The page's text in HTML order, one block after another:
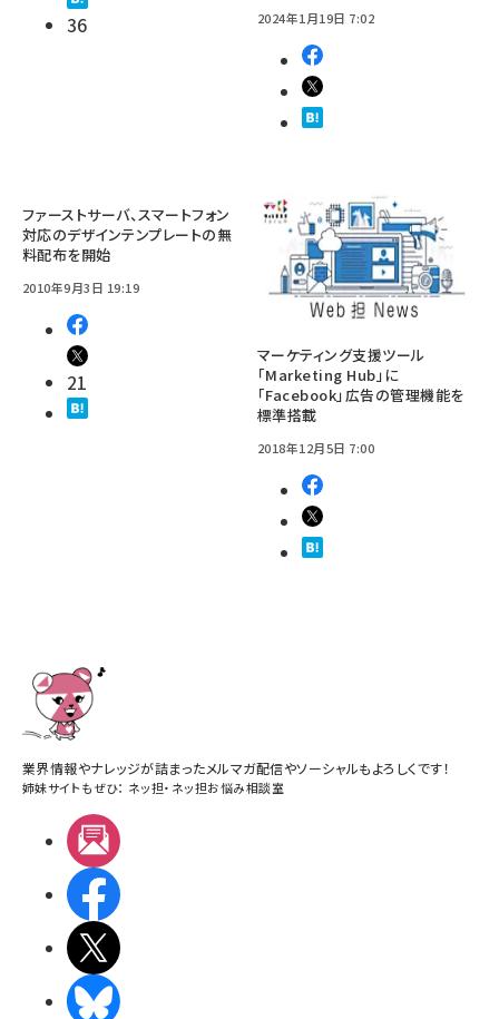
36 2024年1月19日 7:02
ファーストサーバ、スマートフォン
対応のデザインテンプレートの無
料配布を開始
2010年9月3日 19:19
21
マーケティング支援ツール
「Marketing Hub」に
「Facebook」広告の管理機能を
標準搭載
2018年12月5日 7:00
業界情報やナレッジが詰まったメルマガ配信やソーシャルもよろしくです！
姉妹サイトもぜひ： ネッ担・ ネッ担お悩み相談室